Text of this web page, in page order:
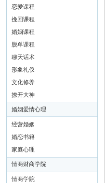
妹
撩
汉
教
程
髓
功
蛋
功
修
恋爱课程
挽回课程
婚姻课程
脱单课程
聊天话术
形象礼仪
文化修养
撩开大神
婚姻爱情心理
经营婚姻
婚恋书籍
家庭心理
情商财商学院
情商学院